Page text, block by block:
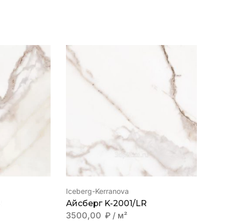
Iceberg-Kerranova
Айсберг K-2001/LR
3500,00 ₽ / м²